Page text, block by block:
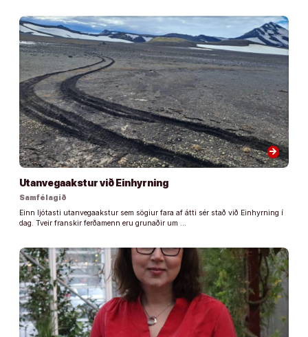
arrow_forward
Utanvegaakstur við Einhyrning
Samfélagið
Einn ljótasti utanvegaakstur sem sögiur fara af átti sér stað við Einhyrning í
dag. Tveir franskir ferðamenn eru grunaðir um …